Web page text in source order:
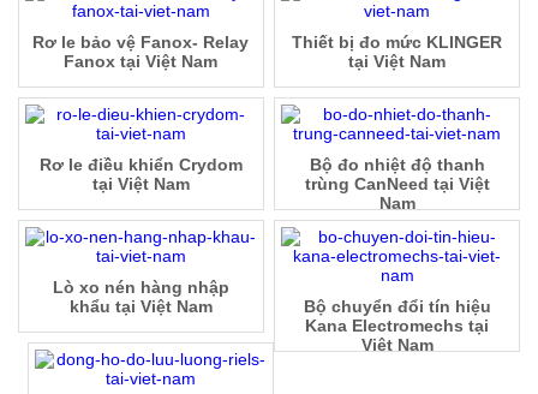
Thiết bị đo mức KLINGER
tại Việt Nam
Rơ le bảo vệ Fanox- Relay
Fanox tại Việt Nam
Bộ đo nhiệt độ thanh
trùng CanNeed tại Việt
Nam
Rơ le điều khiển Crydom
tại Việt Nam
Bộ chuyển đổi tín hiệu
Kana Electromechs tại
Việt Nam
Lò xo nén hàng nhập
khẩu tại Việt Nam